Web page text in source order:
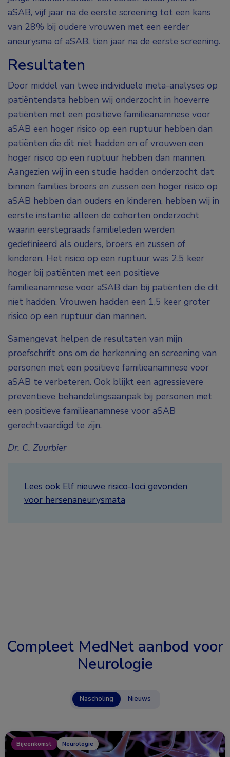
aSAB, vijf jaar na de eerste screening tot een kans
van 28% bij oudere vrouwen met een eerder
aneurysma of aSAB, tien jaar na de eerste screening.
Resultaten
Door middel van twee individuele meta-analyses op
patiëntendata hebben wij onderzocht in hoeverre
patiënten met een positieve familieanamnese voor
aSAB een hoger risico op een ruptuur hebben dan
patiënten die dit niet hadden en of vrouwen een
hoger risico op een ruptuur hebben dan mannen.
Aangezien wij in een studie hadden onderzocht dat
binnen families broers en zussen een hoger risico op
aSAB hebben dan ouders en kinderen, hebben wij in
eerste instantie alleen de cohorten onderzocht
waarin eerstegraads familieleden werden
gedefinieerd als ouders, broers en zussen of
kinderen. Het risico op een ruptuur was 2,5 keer
hoger bij patiënten met een positieve
familieanamnese voor aSAB dan bij patiënten die dit
niet hadden. Vrouwen hadden een 1,5 keer groter
risico op een ruptuur dan mannen.
Samengevat helpen de resultaten van mijn
proefschrift ons om de herkenning en screening van
personen met een positieve familieanamnese voor
aSAB te verbeteren. Ook blijkt een agressievere
preventieve behandelingsaanpak bij personen met
een positieve familieanamnese voor aSAB
gerechtvaardigd te zijn.
Dr. C. Zuurbier
Lees ook Elf nieuwe risico-loci gevonden
voor hersenaneurysmata
Compleet MedNet aanbod voor
Neurologie
Nascholing Nieuws
Bijeenkomst Neurologie